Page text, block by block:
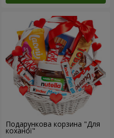
Подарункова корзина "Для
коханої"